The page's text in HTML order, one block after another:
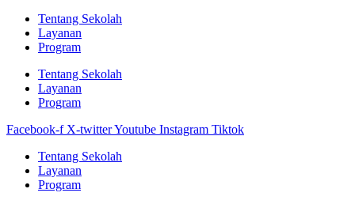
Tentang Sekolah
Layanan
Program
Tentang Sekolah
Layanan
Program
Facebook-f X-twitterYoutube Instagram Tiktok
Tentang Sekolah
Layanan
Program